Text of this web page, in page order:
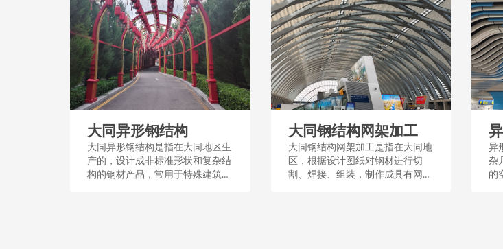
大同异形钢结构
大同异形钢结构是指在大同地区生
产的，设计成非标准形状和复杂结
构的钢材产品，常用于特殊建筑和
大同钢结构网架加工
大同钢结构网架加工是指在大同地
区，根据设计图纸对钢材进行切
割、焊接、组装，制作成具有网状
异
杂
的